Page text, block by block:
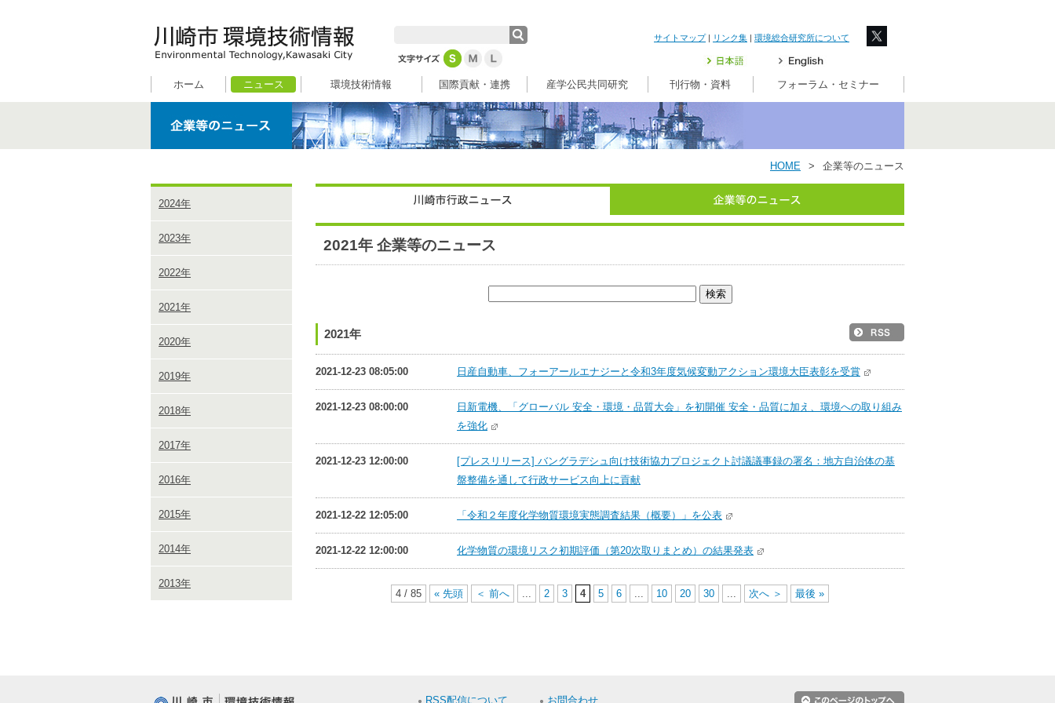
サイトマップ| リンク集 | 環境総合研究所について
ホーム ニュース 環境技術情報 国際貢献・連携 産学公民共同研究 刊行物・資料 フォーラム・セミナー
HOME > 企業等のニュース
2024年
2023年
2022年
2021年
2020年
2019年
2018年
2017年
2016年
2015年
2014年
2013年
2021年 企業等のニュース
2021年
2021-12-23 08:05:00 日産自動車、フォーアールエナジーと令和3年度気候変動アクション環境大臣表彰を受賞
2021-12-23 08:00:00
日新電機、「グローバル 安全・環境・品質大会」を初開催 安全・品質に加え、環境への取り組み
を強化
2021-12-23 12:00:00
[プレスリリース] バングラデシュ向け技術協力プロジェクト討議議事録の署名：地方自治体の基
盤整備を通して行政サービス向上に貢献
2021-12-22 12:05:00 「令和２年度化学物質環境実態調査結果（概要）」を公表
2021-12-22 12:00:00 化学物質の環境リスク初期評価（第20次取りまとめ）の結果発表
4 / 85 « 先頭 ＜ 前へ ... 2 3 4 5 6 ... 10 20 30 ... 次へ ＞ 最後 »
RSS配信について お問合わせ